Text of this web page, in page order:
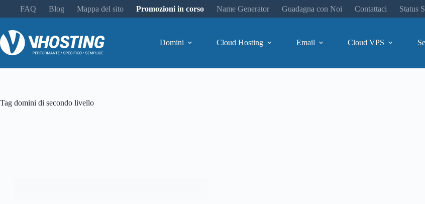
FAQ Blog Mappa del sito Promozioni in corso Name Generator Guadagna con Noi Contattaci Status
Domini Cloud Hosting Email Cloud VPS
Tag domini di secondo livello